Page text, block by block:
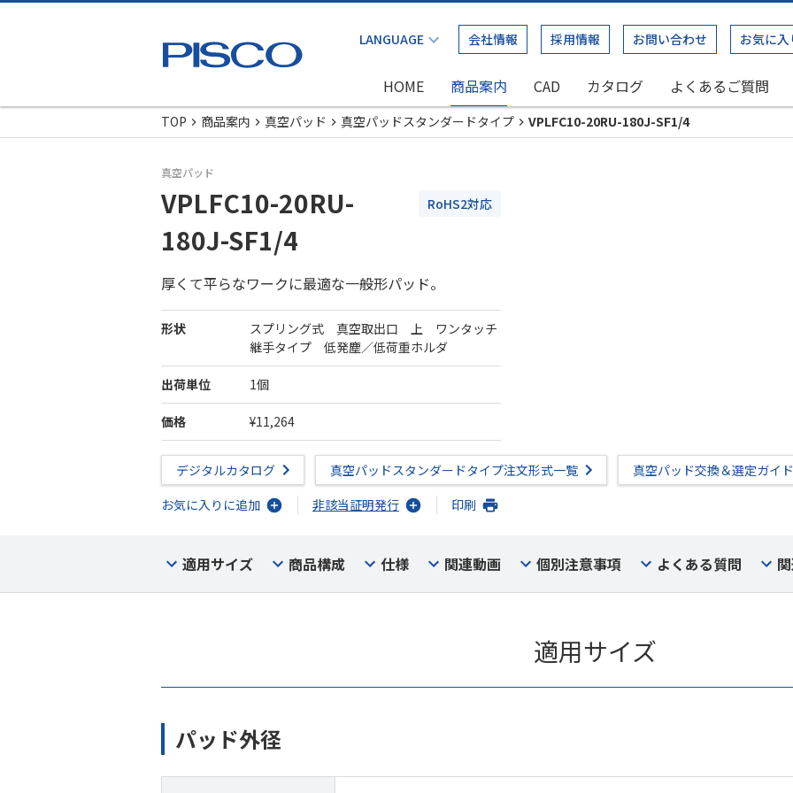
会社情報 採用情報 お問い合わせ お気に入
HOME 商品案内 CAD カタログ よくあるご質問
TOP
商品案内 真空パッド 真空パッドスタンダードタイプ VPLFC10-20RU-180J-SF1/4
真空パッド
VPLFC10-20RU-
180J-SF1/4
RoHS2対応
厚くて平らなワークに最適な一般形パッド。
形状
スプリング式 真空取出口 上 ワンタッチ
継手タイプ 低発塵／低荷重ホルダ
出荷単位 1個
価格 ¥11,264
デジタルカタログ 真空パッドスタンダードタイプ注文形式一覧
真空パッド交換＆選定ガイド
お気に入りに追加
非該当証明発行 印刷
適用サイズ 商品構成 仕様 関連動画 個別注意事項 よくある質問
適用サイズ
パッド外径